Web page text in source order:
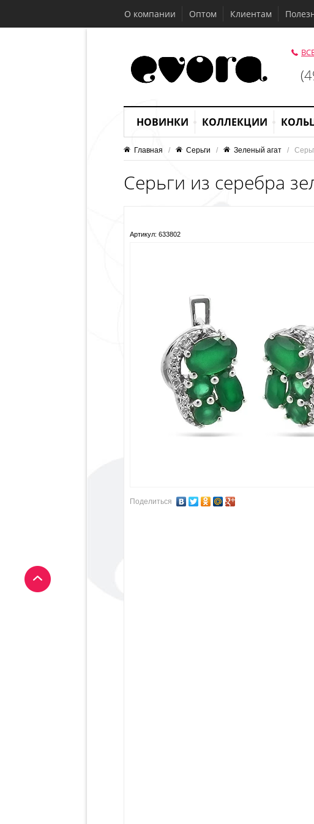
О компании Оптом Клиентам
НОВИНКИ КОЛЛЕКЦИИ
Главная / Серьги / Зеленый агат /
Серьги из серебра
Артикул: 633802
Поделиться